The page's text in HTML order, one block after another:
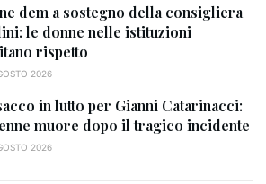
dem a sostegno della consigliera
le donne nelle istituzioni
rispetto
2026
in lutto per Gianni Catarinacci:
muore dopo il tragico incidente
2026